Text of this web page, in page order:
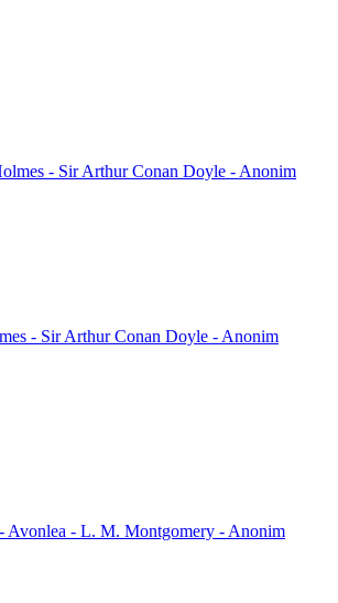
- Sir Arthur Conan Doyle - Anonim